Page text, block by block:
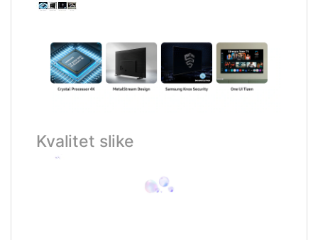
Kvalitet slike